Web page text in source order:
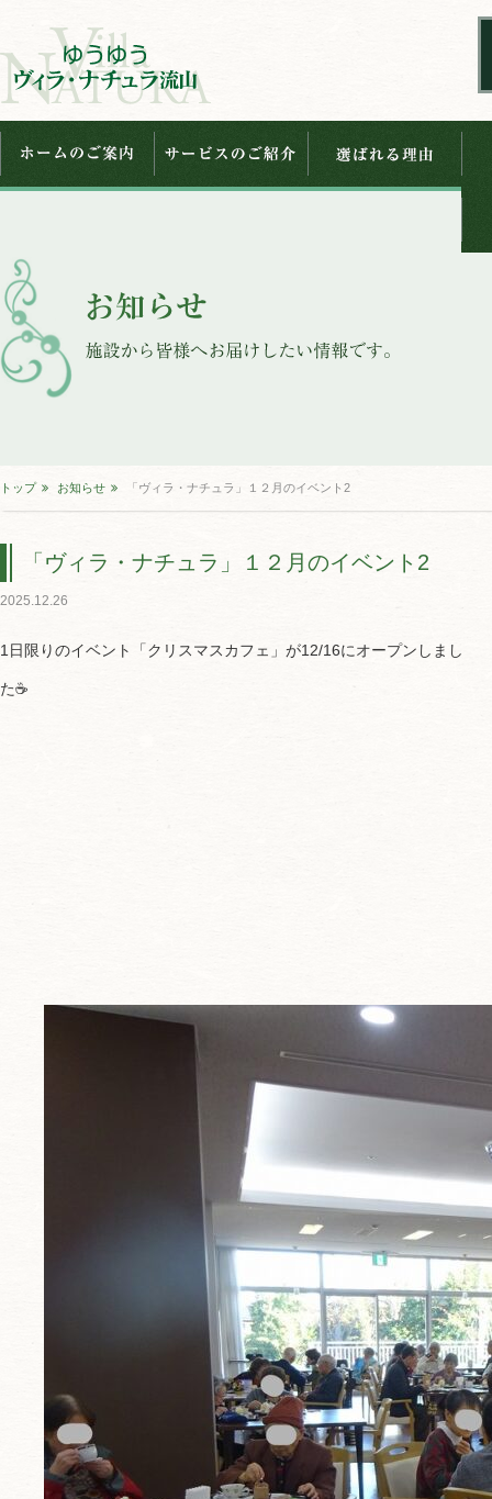
トップ お知らせ 「ヴィラ・ナチュラ」１２月のイベント2
「ヴィラ・ナチュラ」１２月のイベント2
2025.12.26
1日限りのイベント「クリスマスカフェ」が12/16にオープンしまし
た☕